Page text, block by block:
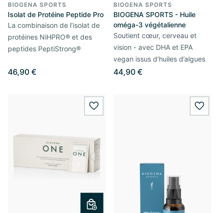
BIOGENA SPORTS
Isolat de Protéine Peptide Pro
La combinaison de l’isolat de
protéines NiHPRO® et des
peptides PeptiStrong®
46,90 €
BIOGENA SPORTS
BIOGENA SPORTS - Huile
oméga-3 végétalienne
Soutient cœur, cerveau et
vision - avec DHA et EPA
vegan issus d’huiles d’algues
44,90 €
wishlist.add